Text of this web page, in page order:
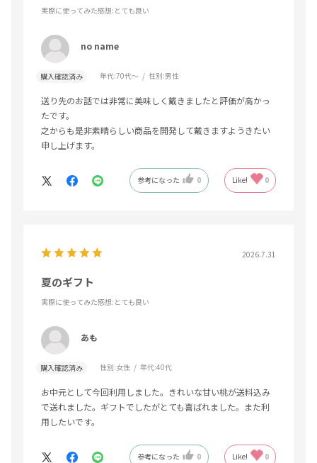
実際に使ってみた感想:とても良い
no name
購入確認済み 年代:70代～ 性別:男性
送り先のお話では非常に美味しく戴きましたと評価が高かっ
たです。
之からも是非素晴らしい商品を開発して戴きますようきたい
申し上げます。
参考になった 0 Like! 0
2026.7.31
夏のギフト
実際に使ってみた感想:とても良い
あも
購入確認済み 性別:女性 年代:40代
お中元として今回利用しました。きれいな甘い桃が送料込み
で送れました。ギフトでしたがとても喜ばれました。また利
用したいです。
参考になった 0 Like! 0